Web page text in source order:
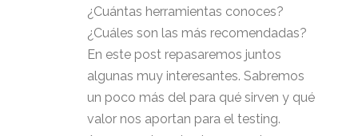
¿Cuántas herramientas conoces?
¿Cuáles son las más recomendadas?
En este post repasaremos juntos
algunas muy interesantes. Sabremos
un poco más del para qué sirven y qué
valor nos aportan para el testing.